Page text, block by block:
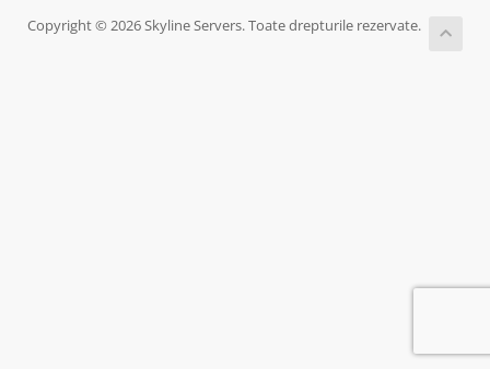
Copyright © 2026 Skyline Servers. Toate drepturile rezervate.